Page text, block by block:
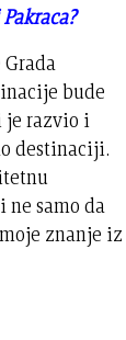
bude
je razvio i
destinaciji.
samo da
znanje iz